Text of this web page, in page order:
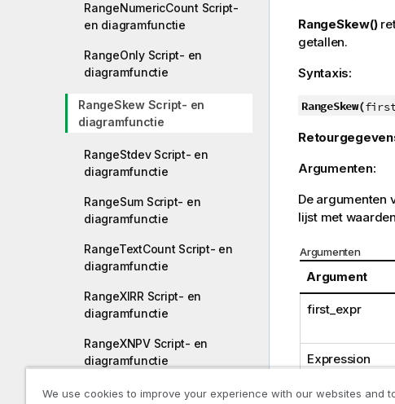
RangeNumericCount Script-
en diagramfunctie
RangeOnly Script- en
diagramfunctie
RangeSkew Script- en
diagramfunctie
RangeStdev Script- en
diagramfunctie
RangeSum Script- en
diagramfunctie
RangeTextCount Script- en
diagramfunctie
RangeXIRR Script- en
diagramfunctie
RangeXNPV Script- en
diagramfunctie
Relationele functies
RangeSkew()
getallen.
Syntaxis:
RangeSkew(
Argumenten:
De argumenten
lijst met
Argumenten
Argument
first_expr
Expression
We use cookies to improve your experience with our websites and